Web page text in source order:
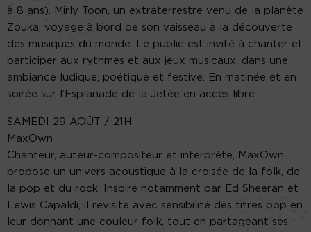
à 8 ans). Mirly Toon, un extraterrestre venu de la planète
Zouka, voyage à bord de son vaisseau à la découverte
des musiques du monde. Le public est invité à chanter et
participer aux rythmes et aux jeux musicaux, dans une
ambiance ludique, poétique et festive. En matinée et en
soirée sur l’Esplanade de la Jetée en accès libre.
SAMEDI 29 AOÛT / 21H
MaxOwn
Chanteur, auteur-compositeur et interprète, MaxOwn
propose un univers acoustique à la croisée de la folk, de
la pop et du rock. Inspiré notamment par Ed Sheeran et
Lewis Capaldi, il revisite avec sensibilité des titres pop en
leur donnant une couleur folk, tout en partageant ses